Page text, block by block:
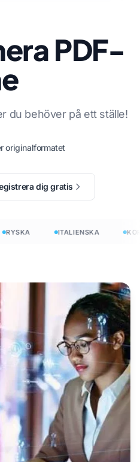
PDF-
du behöver på ett ställe!
originalformatet
dig gratis
RYSKA ITALIENSKA